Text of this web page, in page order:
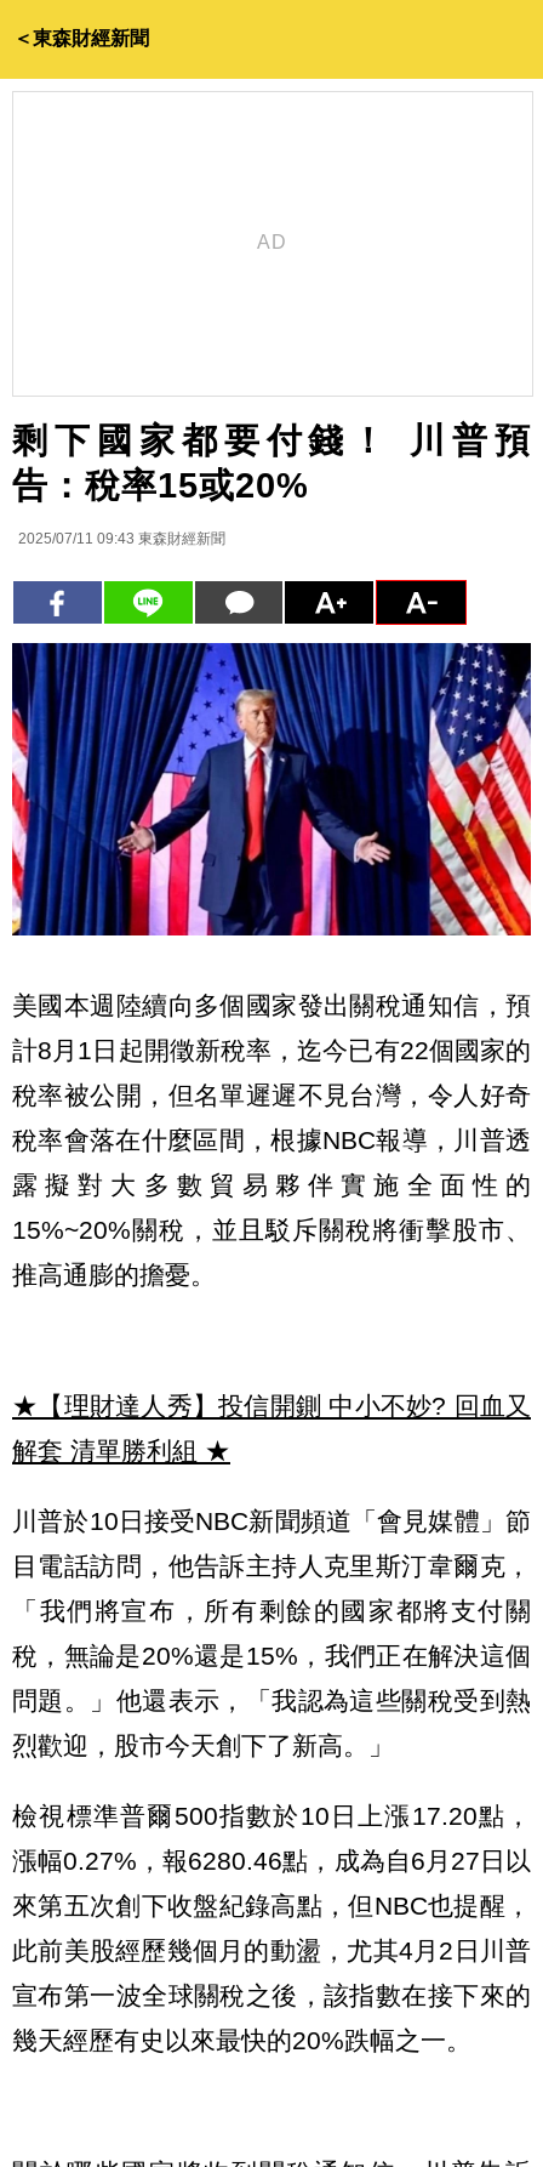
＜東森財經新聞
剩下國家都要付錢！ 川普預
告：稅率15或20%
2025/07/11 09:43 東森財經新聞
美國本週陸續向多個國家發出關稅通知信，預
計8月1日起開徵新稅率，迄今已有22個國家的
稅率被公開，但名單遲遲不見台灣，令人好奇
稅率會落在什麼區間，根據NBC報導，川普透
露擬對大多數貿易夥伴實施全面性的
15%~20%關稅，並且駁斥關稅將衝擊股市、
推高通膨的擔憂。
★【理財達人秀】投信開鍘 中小不妙? 回血又
解套 清單勝利組 ★
川普於10日接受NBC新聞頻道「會見媒體」節
目電話訪問，他告訴主持人克里斯汀韋爾克，
「我們將宣布，所有剩餘的國家都將支付關
稅，無論是20%還是15%，我們正在解決這個
問題。」他還表示，「我認為這些關稅受到熱
烈歡迎，股市今天創下了新高。」
檢視標準普爾500指數於10日上漲17.20點，
漲幅0.27%，報6280.46點，成為自6月27日以
來第五次創下收盤紀錄高點，但NBC也提醒，
此前美股經歷幾個月的動盪，尤其4月2日川普
宣布第一波全球關稅之後，該指數在接下來的
幾天經歷有史以來最快的20%跌幅之一。